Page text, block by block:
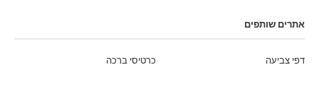
אתרים שותפים
כרטיסי ברכה דפי צביעה